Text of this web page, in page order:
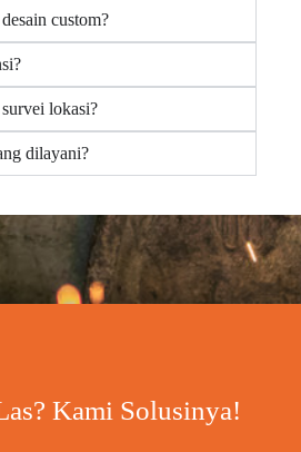
custom?
lokasi?
dilayani?
Kami Solusinya!